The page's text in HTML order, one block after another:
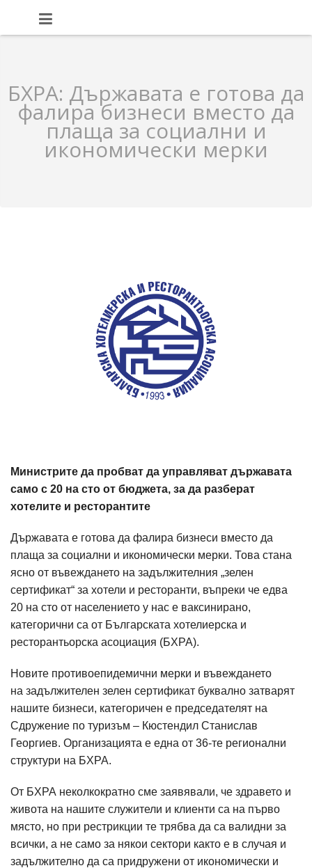
БХРА: Държавата е готова да
фалира бизнеси вместо да
плаща за социални и
икономически мерки
Министрите да пробват да управляват държавата
само с 20 на сто от бюджета, за да разберат
хотелите и ресторантите
Държавата е готова да фалира бизнеси вместо да
плаща за социални и икономически мерки. Това стана
ясно от въвеждането на задължителния „зелен
сертификат“ за хотели и ресторанти, въпреки че едва
20 на сто от населението у нас е ваксинирано,
категорични са от Българската хотелиерска и
ресторантьорска асоциация (БХРА).
Новите противоепидемични мерки и въвеждането
на задължителен зелен сертификат буквално затварят
нашите бизнеси, категоричен е председателят на
Сдружение по туризъм – Кюстендил Станислав
Георгиев. Организацията е една от 36-те регионални
структури на БХРА.
От БХРА неколкократно сме заявявали, че здравето и
живота на нашите служители и клиенти са на първо
място, но при рестрикции те трябва да са валидни за
всички, а не само за някои сектори както е в случая и
задължително да са придружени от икономически и